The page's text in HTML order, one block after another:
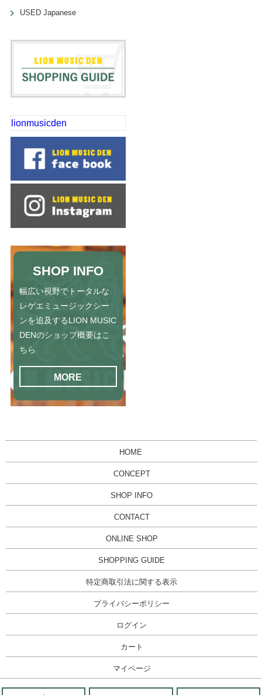
USED Japanese
lionmusicden
SHOP INFO
幅広い視野でトータルな
レゲエミュージックシー
ンを追及するLION MUSIC
DENのショップ概要はこ
ちら
MORE
HOME
CONCEPT
SHOP INFO
CONTACT
ONLINE SHOP
SHOPPING GUIDE
特定商取引法に関する表示
プライバシーポリシー
ログイン
カート
マイページ